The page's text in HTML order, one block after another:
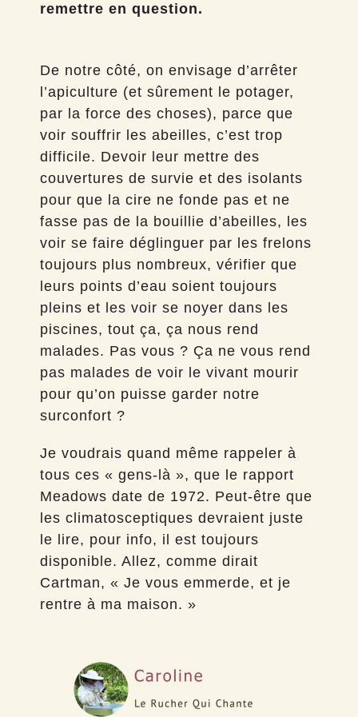
remettre en question.
De notre côté, on envisage d’arrêter
l’apiculture (et sûrement le potager,
par la force des choses), parce que
voir souffrir les abeilles, c’est trop
difficile. Devoir leur mettre des
couvertures de survie et des isolants
pour que la cire ne fonde pas et ne
fasse pas de la bouillie d’abeilles, les
voir se faire déglinguer par les frelons
toujours plus nombreux, vérifier que
leurs points d’eau soient toujours
pleins et les voir se noyer dans les
piscines, tout ça, ça nous rend
malades. Pas vous ? Ça ne vous rend
pas malades de voir le vivant mourir
pour qu’on puisse garder notre
surconfort ?
Je voudrais quand même rappeler à
tous ces « gens-là », que le rapport
Meadows date de 1972. Peut-être que
les climatosceptiques devraient juste
le lire, pour info, il est toujours
disponible. Allez, comme dirait
Cartman, « Je vous emmerde, et je
rentre à ma maison. »